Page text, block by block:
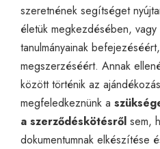
szeretnének segítséget
életük megkezdésében, vagy
tanulmányainak
megszerzéséért. Annak
között történik az
megfeledkeznünk a
a szerződéskötésről sem,
dokumentumnak elkészítése